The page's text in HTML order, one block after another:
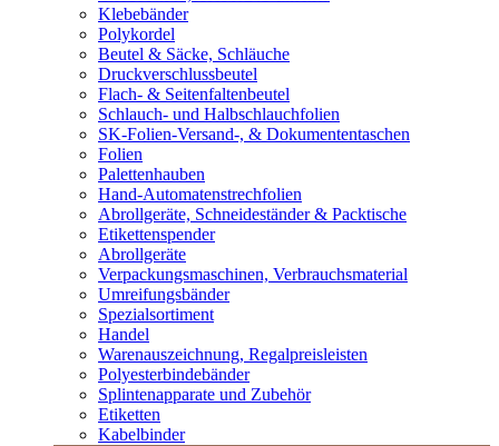
Klebebänder
Polykordel
Beutel & Säcke, Schläuche
Druckverschlussbeutel
Flach- & Seitenfaltenbeutel
Schlauch- und Halbschlauchfolien
SK-Folien-Versand-, & Dokumententaschen
Folien
Palettenhauben
Hand-Automatenstrechfolien
Abrollgeräte, Schneideständer & Packtische
Etikettenspender
Abrollgeräte
Verpackungsmaschinen, Verbrauchsmaterial
Umreifungsbänder
Spezialsortiment
Handel
Warenauszeichnung, Regalpreisleisten
Polyesterbindebänder
Splintenapparate und Zubehör
Etiketten
Kabelbinder